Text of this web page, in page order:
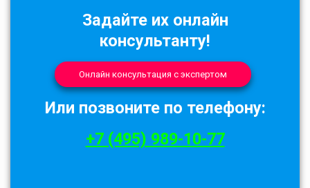
Задайте их онлайн
консультанту!
Онлайн консультация с экспертом
Или позвоните по телефону:
+7 (495) 989-10-77